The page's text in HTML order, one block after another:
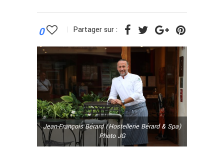
0 Partager sur :
Jean-François Bérard (Hostellerie Bérard & Spa)
Photo JG